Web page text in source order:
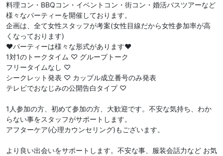
料理コン・BBQコン・イベントコン・街コン・婚活バスツアーなど
様々なパーティーを開催しております。
企画は、全て女性スタッフが考案(女性目線だから女性参加率が高
くなっております)
❤︎パーティーは様々な形式があります❤︎
1対1のトークタイム ♡ グループトーク
フリータイムなし ♡
シークレット発表 ♡ カップル成立番号のみ発表
テレビでおなじみの公開告白タイプ ♡
1人参加の方、初めて参加の方、大歓迎です。不安な気持ち、わか
らない事をスタッフがサポートします。
アフターケア(心理カウンセリング)もございます。
より良い出会いをサポートします。不安な事、服装会話力など お気